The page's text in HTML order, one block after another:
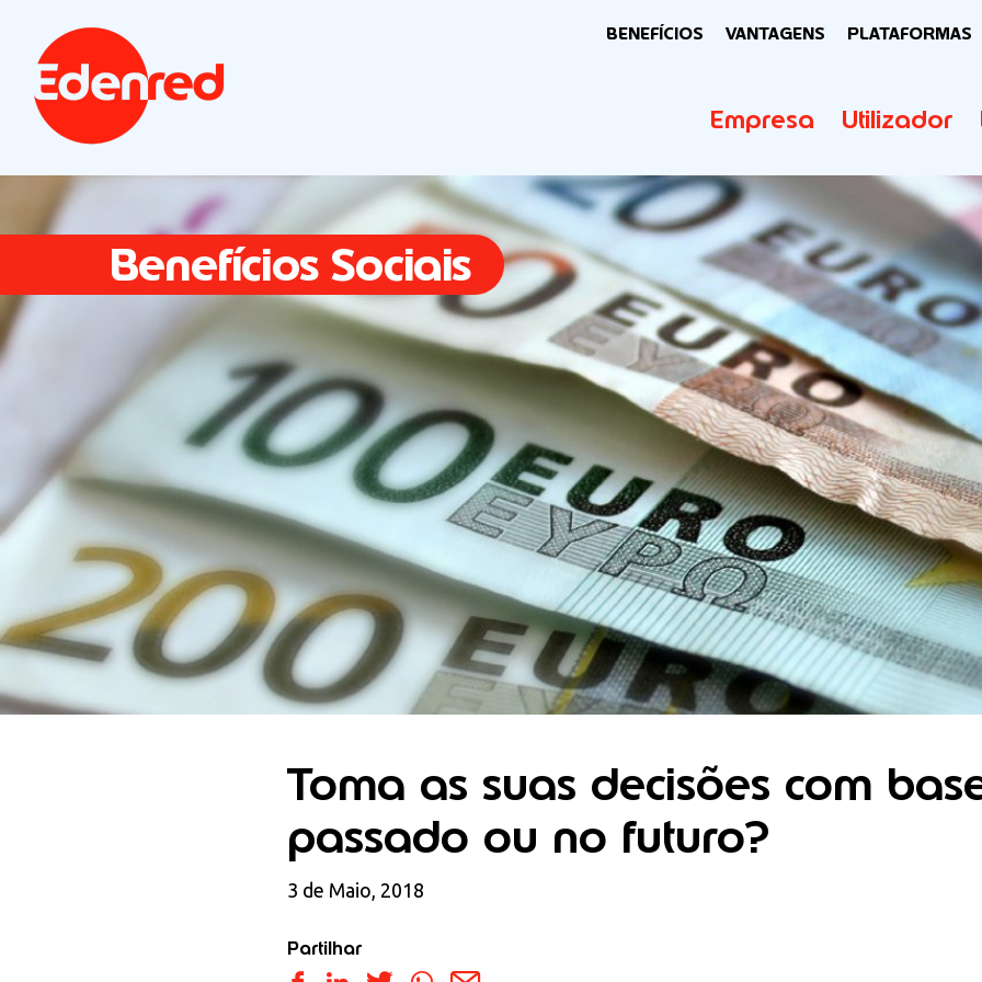
BENEFÍCIOS VANTAGENS PLATAFORMAS
Empresa Utilizador
Benefícios Sociais
Toma as suas decisões com
passado ou no futuro?
3 de Maio, 2018
Partilhar